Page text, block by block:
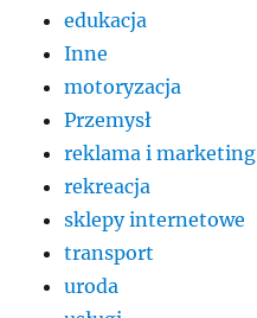
edukacja
Inne
motoryzacja
Przemysł
reklama i marketing
rekreacja
sklepy internetowe
transport
uroda